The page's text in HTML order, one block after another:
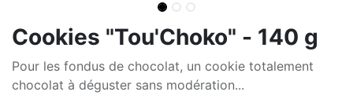
Cookies "Tou'Choko" - 140 g
Pour les fondus de chocolat, un cookie totalement
chocolat à déguster sans modération...